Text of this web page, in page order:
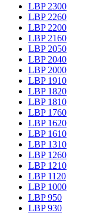
LBP 2300
LBP 2260
LBP 2200
LBP 2160
LBP 2050
LBP 2040
LBP 2000
LBP 1910
LBP 1820
LBP 1810
LBP 1760
LBP 1620
LBP 1610
LBP 1310
LBP 1260
LBP 1210
LBP 1120
LBP 1000
LBP 950
LBP 930